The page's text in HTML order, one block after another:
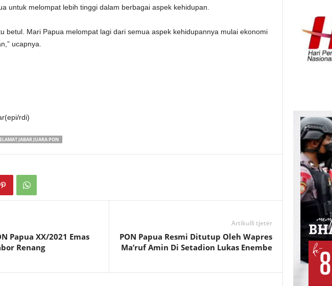
untuk melompat lebih tinggi dalam berbagai aspek kehidupan.
betul. Mari Papua melompat lagi dari semua aspek kehidupannya mulai ekonomi
ucapnya.
rdi)
JABAR JUARA PON
Papua XX/2021 Emas
Renang
Artikulli tjetër
PON Papua Resmi Ditutup Oleh Wapres
Ma’ruf Amin Di Setadion Lukas Enembe